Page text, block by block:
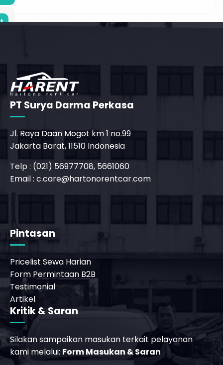
PT Surya Darma Perkasa
Jl. Raya Daan Mogot km 1 no.99
Jakarta Barat, 11510 Indonesia
Telp : (021) 56977708, 5661060
Email : c.care@hartonorentcar.com
Pintasan
Pricelist Sewa Harian
Form Permintaan B2B
Testimonial
Artikel
Kritik & Saran
Silakan sampaikan masukan terkait pelayanan
kami melalui: Form Masukan & Saran